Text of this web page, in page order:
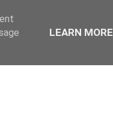
LEARN MORE